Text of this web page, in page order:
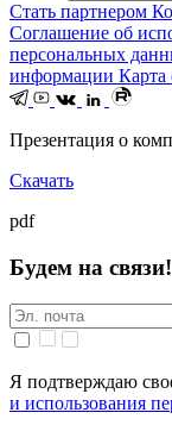
Стать партнером
Соглашение об
персональных
информации Карта
Презентация о
Скачать
pdf
Будем на связи!
Я подтверждаю
и использования